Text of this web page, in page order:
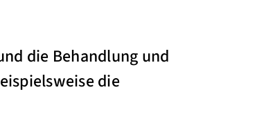
die Behandlung und
die